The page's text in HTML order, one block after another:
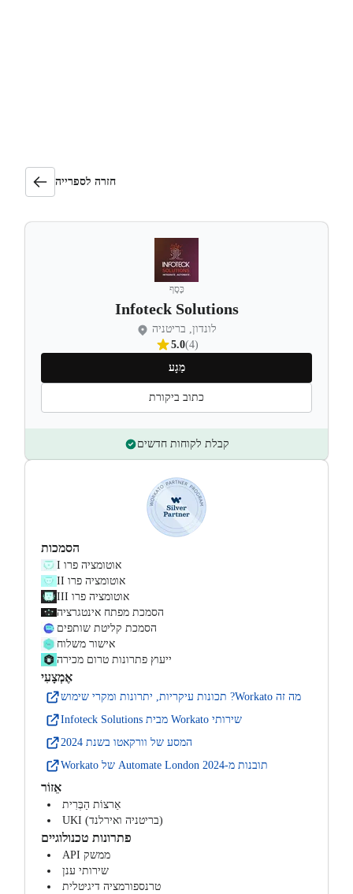
חזרה לספרייה
כֶּסֶף
Infoteck Solutions
לונדון, בריטניה
5.0(4)
מַגָע
כתוב ביקורת
קבלת לקוחות חדשים
הסמכות
אוטומציה פרו I
אוטומציה פרו II
אוטומציה פרו III
הסמכת מפתח אינטגרציה
הסמכת קליטת שותפים
אישור משלוח
ייעוץ פתרונות טרום מכירה
אֶמְצָעִי
מה זה Workato? תכונות עיקריות, יתרונות ומקרי שימוש
שירותי Workato מבית Infoteck Solutions
המסע של וורקאטו בשנת 2024
תובנות מ-Automate London 2024 של Workato
אֵזוֹר
אַרצוֹת הַבְּרִית
UKI (בריטניה ואירלנד)
פתרונות טכנולוגיים
ממשק API
שירותי ענן
טרנספורמציה דיגיטלית